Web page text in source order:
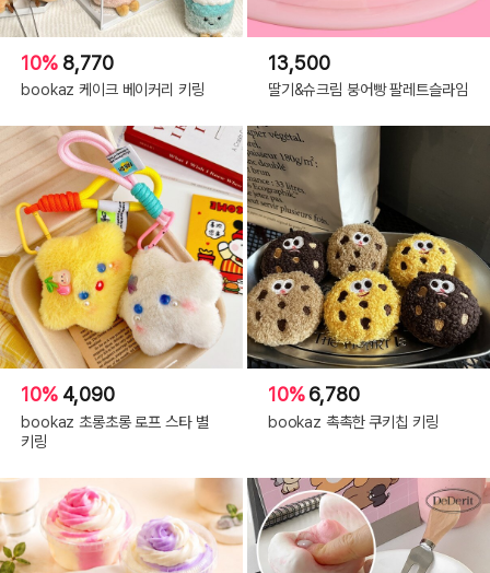
10% 8,770
bookaz 케이크 베이커리 키링
13,500
딸기&슈크림 붕어빵 팔레트슬라임
10% 4,090
bookaz 초롱초롱 로프 스타 별
키링
10%6,780
bookaz 촉촉한 쿠키칩 키링